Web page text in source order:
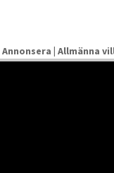
Annonsera | Allmänna